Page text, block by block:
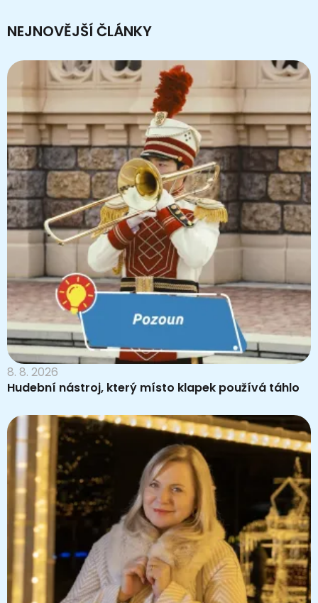
NEJNOVĚJŠÍ ČLÁNKY
8. 8. 2026
Hudební nástroj, který místo klapek používá táhlo